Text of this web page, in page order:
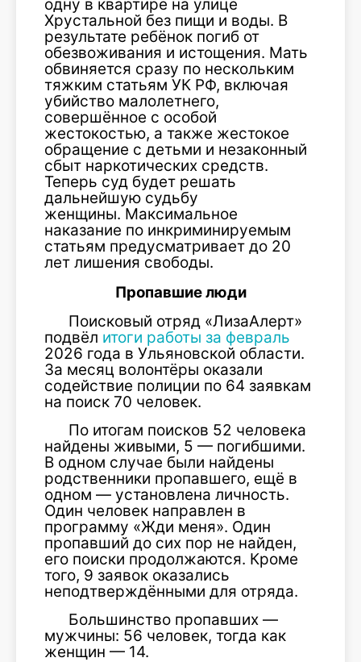
одну в квартире на улице
Хрустальной без пищи и воды. В
результате ребёнок погиб от
обезвоживания и истощения. Мать
обвиняется сразу по нескольким
тяжким статьям УК РФ, включая
убийство малолетнего,
совершённое с особой
жестокостью, а также жестокое
обращение с детьми и незаконный
сбыт наркотических средств.
Теперь суд будет решать
дальнейшую судьбу
женщины. Максимальное
наказание по инкриминируемым
статьям предусматривает до 20
лет лишения свободы.
Пропавшие люди
Поисковый отряд «ЛизаАлерт»
подвёл итоги работы за февраль
2026 года в Ульяновской области.
За месяц волонтёры оказали
содействие полиции по 64 заявкам
на поиск 70 человек.
По итогам поисков 52 человека
найдены живыми, 5 — погибшими.
В одном случае были найдены
родственники пропавшего, ещё в
одном — установлена личность.
Один человек направлен в
программу «Жди меня». Один
пропавший до сих пор не найден,
его поиски продолжаются. Кроме
того, 9 заявок оказались
неподтверждёнными для отряда.
Большинство пропавших —
мужчины: 56 человек, тогда как
женщин — 14.